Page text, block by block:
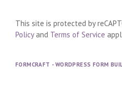
This site is protected by
Policy and Terms of Service
FORMCRAFT - WORDPRESS FORM